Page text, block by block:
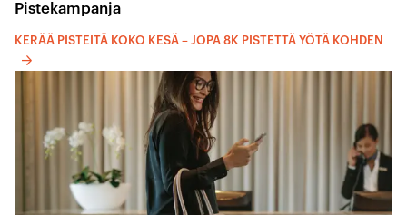
Pistekampanja
KERÄÄ PISTEITÄ KOKO KESÄ – JOPA 8K PISTETTÄ YÖTÄ KOHDEN